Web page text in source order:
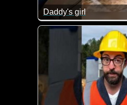
Daddy's girl